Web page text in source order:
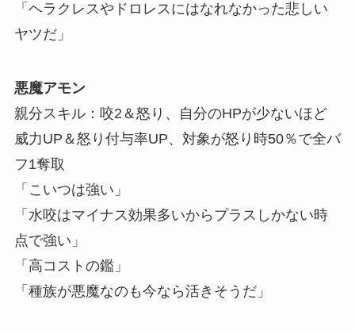
「ヘラクレスやドロレスにはなれなかった悲しい
ヤツだ」
悪魔アモン
親分スキル：咬2＆怒り、自分のHPが少ないほど
威力UP＆怒り付与率UP、対象が怒り時50％で全バ
フ1奪取
「こいつは強い」
「水咬はマイナス効果多いからプラスしかない時
点で強い」
「高コストの鑑」
「種族が悪魔なのも今なら活きそうだ」